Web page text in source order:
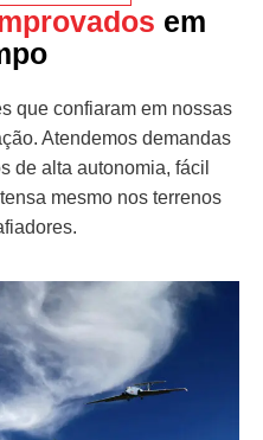
em
que confiaram em nossas
Atendemos demandas
de alta autonomia, fácil
mesmo nos terrenos